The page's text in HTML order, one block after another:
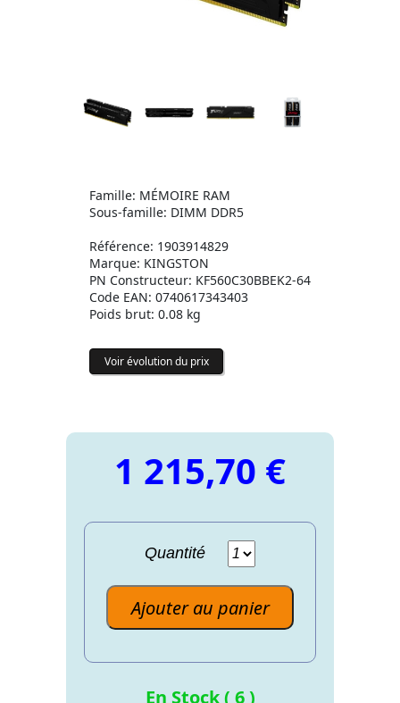
Famille: MÉMOIRE RAM
Sous-famille: DIMM DDR5
Référence: 1903914829
Marque: KINGSTON
PN Constructeur: KF560C30BBEK2-64
Code EAN: 0740617343403
Poids brut: 0.08 kg
Voir évolution du prix
1 215,70 €
Quantité
Ajouter au panier
En Stock ( 6 )